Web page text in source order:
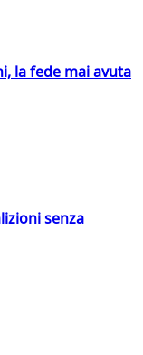
la fede mai avuta
senza